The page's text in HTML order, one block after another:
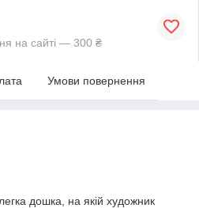
на сайті — 300 ₴
Умови повернення
дошка, на якій художник